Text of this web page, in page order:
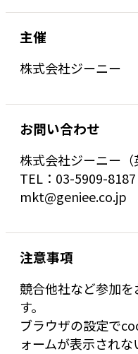
主催
株式会社ジーニー
お問い合わせ
株式会社ジーニー（
TEL：03-5909-8187
mkt@geniee.co.jp
注意事項
競合他社など参加
す。
ブラウザの設定で
ォームが表示されな